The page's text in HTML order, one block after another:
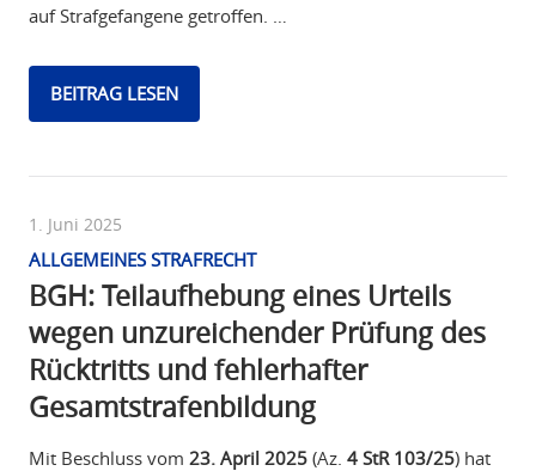
auf Strafgefangene getroffen. …
BEITRAG LESEN
1. Juni 2025
ALLGEMEINES STRAFRECHT
BGH: Teilaufhebung eines Urteils
wegen unzureichender Prüfung des
Rücktritts und fehlerhafter
Gesamtstrafenbildung
Mit Beschluss vom 23. April 2025(Az. 4 StR 103/25) hat